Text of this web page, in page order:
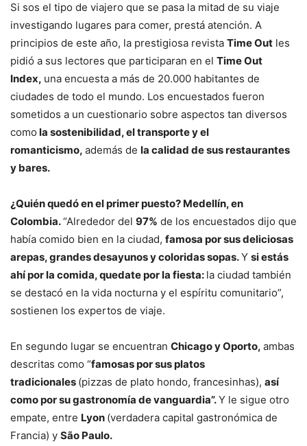
Si sos el tipo de viajero que se pasa la mitad de su viaje
investigando lugares para comer, prestá atención. A
principios de este año, la prestigiosa revista Time Out les
pidió a sus lectores que participaran en el Time Out
Index, una encuesta a más de 20.000 habitantes de
ciudades de todo el mundo. Los encuestados fueron
sometidos a un cuestionario sobre aspectos tan diversos
como la sostenibilidad, el transporte y el
romanticismo, además de la calidad de sus restaurantes
y bares.
¿Quién quedó en el primer puesto? Medellín, en
Colombia.“Alrededor del 97% de los encuestados dijo que
había comido bien en la ciudad, famosa por sus deliciosas
arepas, grandes desayunos y coloridas sopas.Y si estás
ahí por la comida, quedate por la fiesta: la ciudad también
se destacó en la vida nocturna y el espíritu comunitario”,
sostienen los expertos de viaje.
En segundo lugar se encuentran Chicago y Oporto, ambas
descritas como “famosas por sus platos
tradicionales (pizzas de plato hondo, francesinhas), así
como por su gastronomía de vanguardia”.Y le sigue otro
empate, entre Lyon (verdadera capital gastronómica de
Francia) y São Paulo.